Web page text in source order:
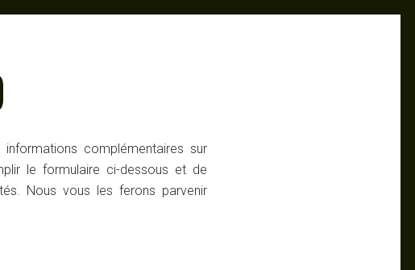
complémentaires sur
le formulaire ci-dessous et de
Nous vous les ferons parvenir